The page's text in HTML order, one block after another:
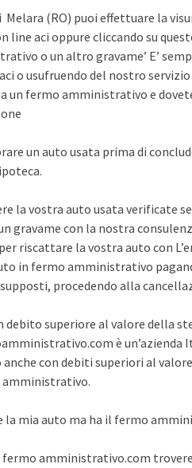
(RO) puoi effettuare la
line aci oppure cliccando su
o un altro gravame’ E’
o usufruendo del nostro
un fermo amministrativo e
un auto usata prima di
la vostra auto usata
gravame con la nostra
riscattare la vostra auto con
in fermo amministrativo
procedendo alla
debito superiore al valore della
è un’azienda
con debiti superiori al
la mia auto ma ha il fermo
fermo amministrativo.com